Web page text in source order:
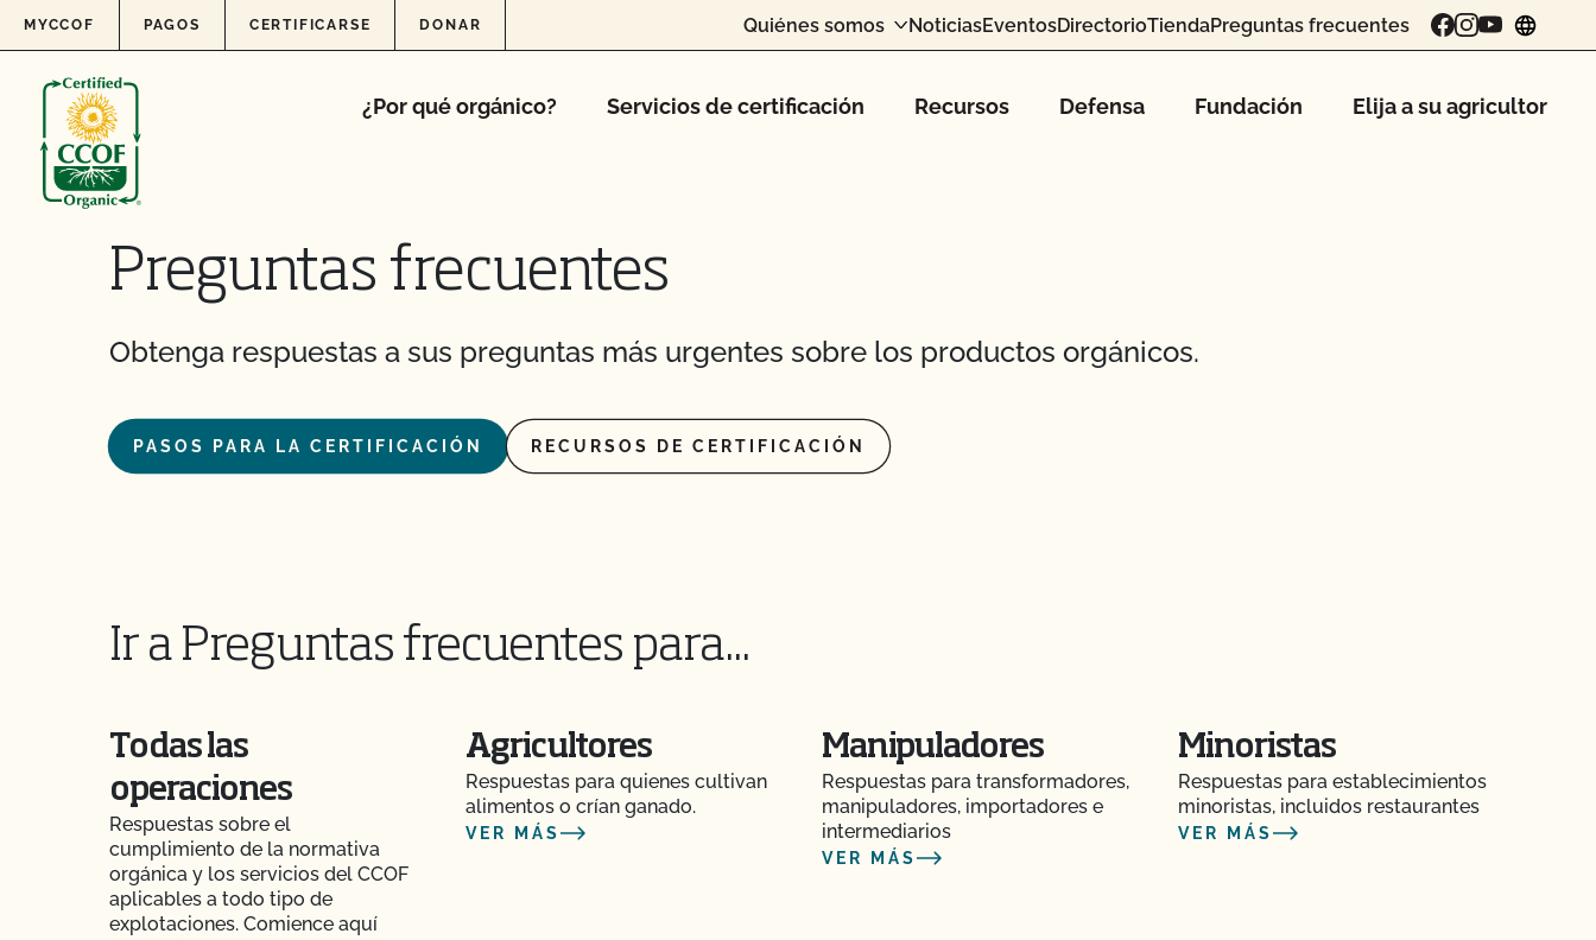
Skip to content
MYCCOF PAGOS CERTIFICARSE DONAR Quiénes somos NoticiasEventosDirectorioTiendaPreguntas frecuentes
¿Por qué orgánico? Servicios de certificación Recursos Defensa Fundación Elija a su agricultor
Preguntas frecuentes
Obtenga respuestas a sus preguntas más urgentes sobre los productos orgánicos.
PASOS PARA LA CERTIFICACIÓN RECURSOS DE CERTIFICACIÓN
Ir a Preguntas frecuentes para...
Todas las
operaciones
Respuestas sobre el
cumplimiento de la normativa
orgánica y los servicios del CCOF
aplicables a todo tipo de
explotaciones. Comience aquí
Agricultores
Respuestas para quienes cultivan
alimentos o crían ganado.
VER MÁS
Manipuladores
Respuestas para transformadores,
manipuladores, importadores e
intermediarios
VER MÁS
Minoristas
Respuestas para establecimientos
minoristas, incluidos restaurantes
VER MÁS